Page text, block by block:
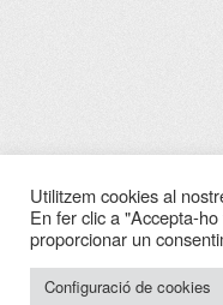
Utilitzem cookies al
En fer clic a "Accepta-
proporcionar un
Configuració de cookies